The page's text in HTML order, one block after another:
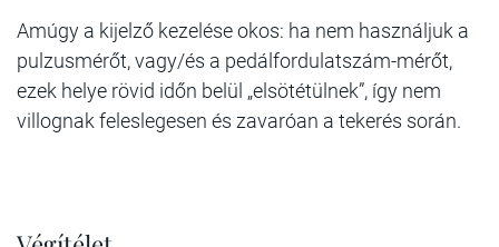
Amúgy a kijelző kezelése okos: ha nem használjuk a
pulzusmérőt, vagy/és a pedálfordulatszám-mérőt,
ezek helye rövid időn belül „elsötétülnek”, így nem
villognak feleslegesen és zavaróan a tekerés során.